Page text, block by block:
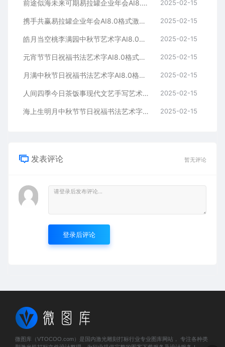
前途似海未来可期易拉罐企业年会AI8.0格式激光打标文件通用矢量图 2025-02-15
携手共赢易拉罐企业年会AI8.0格式激光打标文件通用矢量图 2025-02-15
皓月当空桃李满园中秋节艺术字AI8.0格式激光打标文件通用矢量图 2025-02-15
元宵节节日祝福书法艺术字AI8.0格式激光打标文件通用矢量图 2025-02-15
月满中秋节日祝福书法艺术字AI8.0格式激光打标文件通用矢量图 2025-02-15
人间四季今日茶饭事现代文艺手写艺术字AI8.0格式激光打标文件通用矢量图 2025-02-15
海上生明月中秋节节日祝福书法艺术字AI8.0格式激光打标文件通用矢量图 2025-02-15
发表评论 暂无评论
登录后评论
微图库（VTOCOO.com）是国内激光雕刻打标行业专业图库网站， 专注各种类